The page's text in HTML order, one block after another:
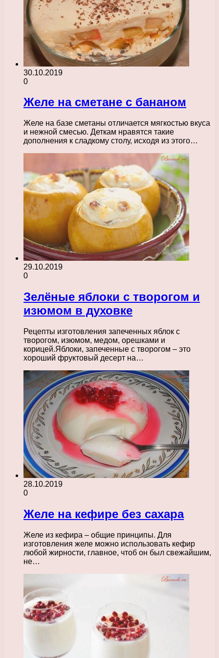
30.10.2019
0
Желе на сметане с бананом
Желе на базе сметаны отличается мягкостью вкуса
и нежной смесью. Деткам нравятся такие
дополнения к сладкому столу, исходя из этого…
29.10.2019
0
Зелёные яблоки с творогом и
изюмом в духовке
Рецепты изготовления запеченных яблок с
творогом, изюмом, медом, орешками и
корицей.Яблоки, запеченные с творогом – это
хороший фруктовый десерт на…
28.10.2019
0
Желе на кефире без сахара
Желе из кефира – общие принципы. Для
изготовления желе можно использовать кефир
любой жирности, главное, чтоб он был свежайшим,
не…